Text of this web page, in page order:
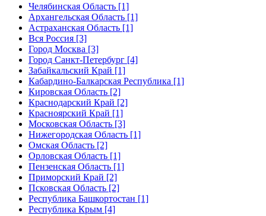
Челябинская Область [1]
Архангельская Область [1]
Астраханская Область [1]
Вся Россия [3]
Город Москва [3]
Город Санкт-Петербург [4]
Забайкальский Край [1]
Кабардино-Балкарская Республика [1]
Кировская Область [2]
Краснодарский Край [2]
Красноярский Край [1]
Московская Область [3]
Нижегородская Область [1]
Омская Область [2]
Орловская Область [1]
Пензенская Область [1]
Приморский Край [2]
Псковская Область [2]
Республика Башкортостан [1]
Республика Крым [4]